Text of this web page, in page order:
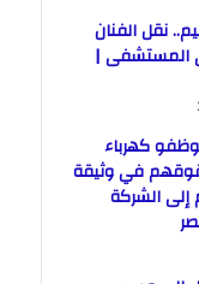
نقل الفنان
المستشفى |
كهرباء
في وثيقة
إلى الشركة